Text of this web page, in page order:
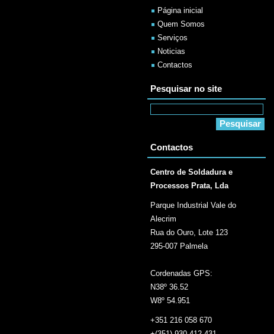
Página inicial
Quem Somos
Serviços
Noticias
Contactos
Pesquisar no site
Contactos
Centro de Soldadura e
Processos Prata, Lda
Parque Industrial Vale do
Alecrim
Rua do Ouro, Lote 123
295-007 Palmela
Cordenadas GPS:
N38º 36.52
W8º 54.951
+351 216 058 670